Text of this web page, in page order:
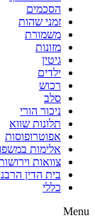
הסכמים
זמני שהות
משמורת
מזונות
גיטין
ילדים
רכוש
סלב
ניכור הורי
תלונות שווא
אפוטרופוסות
אלימות
צוואות
בית הדין
כללי
Menu